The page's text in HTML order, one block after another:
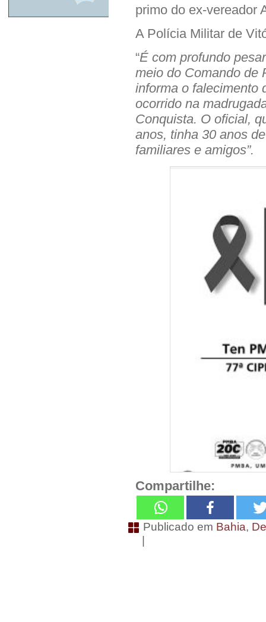
primo do ex-vereador
A Polícia Militar de
“É com profundo
meio do Comando de
informa o falecimento
ocorrido na
Conquista. O oficial,
anos, tinha 30 anos
familiares e amigos”.
Compartilhe:
Publicado em Bahia,
|